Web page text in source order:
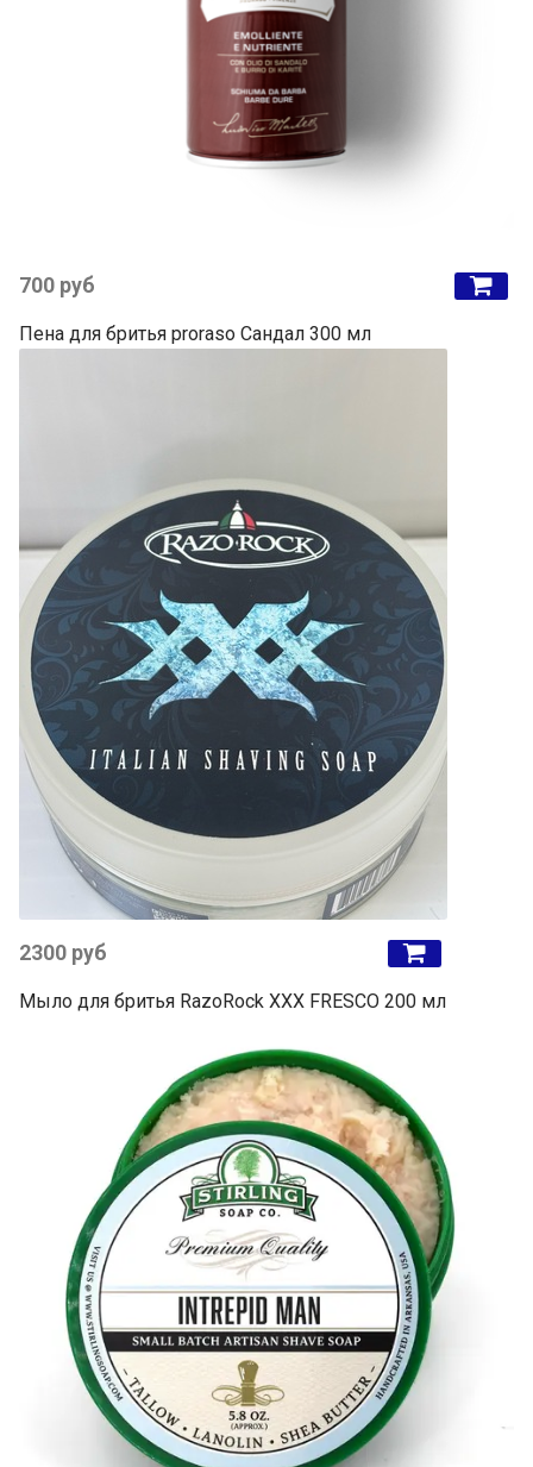
700 руб
Пена для бритья proraso Сандал 300 мл
2300 руб
Мыло для бритья RazoRock XXX FRESCO 200 мл